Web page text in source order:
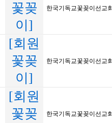
꽃꽂
이]
한국기독교꽃꽂이선교
[회원
꽃꽂
이]
한국기독교꽃꽂이선교
[회원
꽃꽂
한국기독교꽃꽂이선교